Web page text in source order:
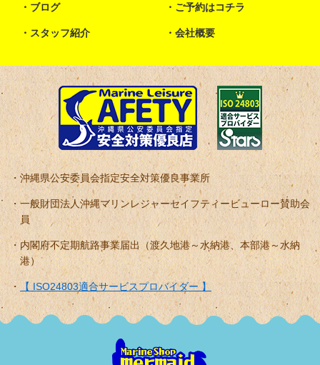
ブログ ご予約はコチラ
スタッフ紹介 会社概要
沖縄県公安委員会指定安全対策優良事業所
一般財団法人沖縄マリンレジャーセイフティービューロー賛助会
員
内閣府不定期航路事業届出（渡久地港～水納港、本部港～水納
港）
【 ISO24803適合サービスプロバイダー 】